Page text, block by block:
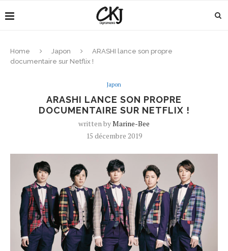
Home Japon
ARASHI lance son propre
documentaire sur Netflix !
Japon
ARASHI LANCE SON PROPRE
DOCUMENTAIRE SUR NETFLIX !
written byMarine-Bee
15 décembre 2019